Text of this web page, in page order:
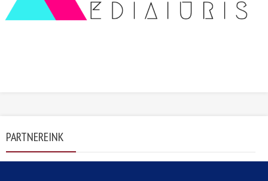
PARTNEREINK